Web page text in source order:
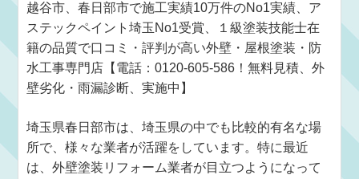
越谷市、春日部市で施工実績10万件のNo1実績、ア
ステックペイント埼玉No1受賞、１級塗装技能士在
籍の品質で口コミ・評判が高い外壁・屋根塗装・防
水工事専門店【電話：0120-605-586！無料見積、外
壁劣化・雨漏診断、実施中】
埼玉県春日部市は、埼玉県の中でも比較的有名な場
所で、様々な業者が活躍をしています。特に最近
は、外壁塗装リフォーム業者が目立つようになって